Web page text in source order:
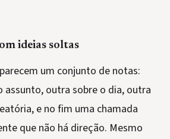
ideias soltas
um conjunto de notas:
assunto, outra sobre o dia, outra
e no fim uma chamada
que não há direção. Mesmo